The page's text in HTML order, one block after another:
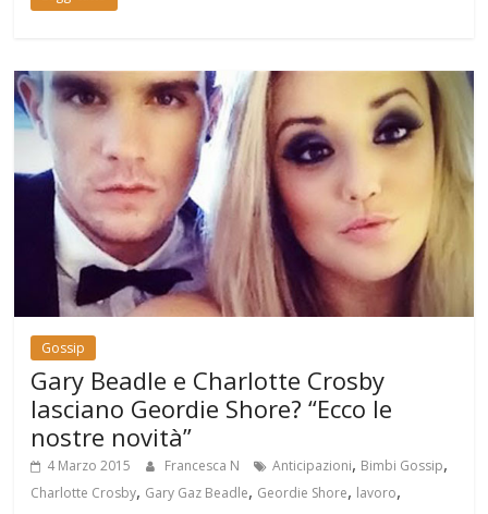
Gossip
Gary Beadle e Charlotte Crosby
lasciano Geordie Shore? “Ecco le
nostre novità”
4 Marzo 2015 Francesca N Anticipazioni, Bimbi Gossip,
Charlotte Crosby, Gary Gaz Beadle, Geordie Shore, lavoro,